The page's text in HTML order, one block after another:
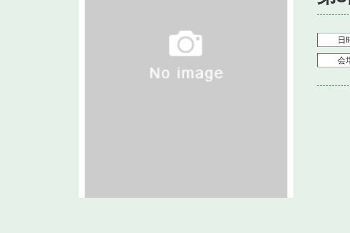
日
会